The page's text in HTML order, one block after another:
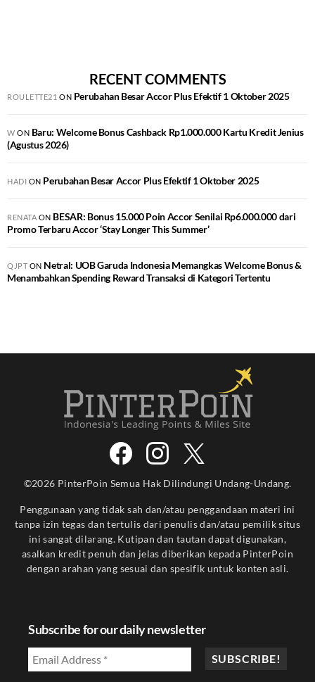
RECENT COMMENTS
ROULETTE21 ON Perubahan Besar Accor Plus Efektif 1 Oktober 2025
W ON Baru: Welcome Bonus Cashback Rp1.000.000 Kartu Kredit Jenius
(Agustus 2026)
HADI ON Perubahan Besar Accor Plus Efektif 1 Oktober 2025
RENATA ON BESAR: Bonus 15.000 Poin Accor Senilai Rp6.000.000 dari
Promo Terbaru Accor ‘Stay Longer This Summer’
QJPTON Netral: UOB Garuda Indonesia Memangkas Welcome Bonus &
Menambahkan Spending Reward Transaksi di Kategori Tertentu
©2026 PinterPoin Semua Hak Dilindungi Undang-Undang.
Penggunaan yang tidak sah dan/atau penggandaan materi ini
tanpa izin tegas dan tertulis dari penulis dan/atau pemilik situs
ini sangat dilarang. Kutipan dan tautan dapat digunakan,
asalkan kredit penuh dan jelas diberikan kepada PinterPoin
dengan arahan yang sesuai dan spesifik untuk konten asli.
Subscribe for our daily newsletter